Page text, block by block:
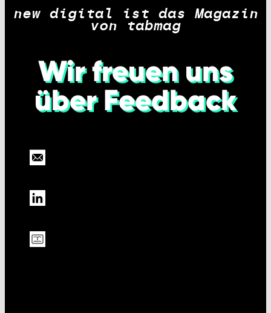
new digital ist das Magazin
von tabmag
Wir freuen uns
über Feedback